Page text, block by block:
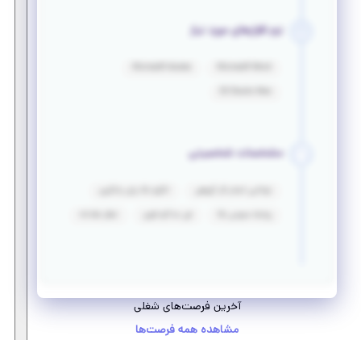
نرم افزارهای مورد نیاز
مشخصات شخصیتی
آخرین فرصت‌های شغلی
مشاهده همه فرصت‌ها